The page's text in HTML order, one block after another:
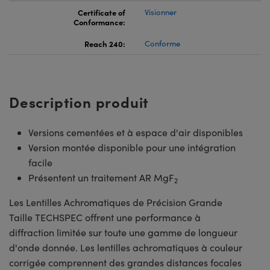
Certificate of
Conformance:
Visionner
Reach 240: Conforme
Description produit
Versions cementées et à espace d'air disponibles
Version montée disponible pour une intégration
facile
Présentent un traitement AR MgF2
Les Lentilles Achromatiques de Précision Grande
Taille TECHSPEC offrent une performance à
diffraction limitée sur toute une gamme de longueur
d'onde donnée. Les lentilles achromatiques à couleur
corrigée comprennent des grandes distances focales